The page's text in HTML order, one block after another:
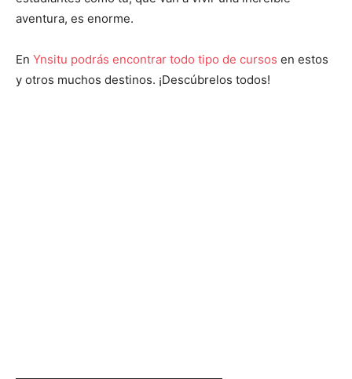
aventura, es enorme.
En Ynsitu podrás encontrar todo tipo de cursos en estos
y otros muchos destinos. ¡Descúbrelos todos!